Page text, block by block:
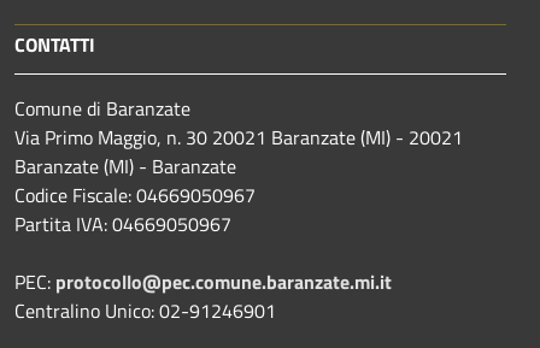
CONTATTI
Comune di Baranzate
Via Primo Maggio, n. 30 20021 Baranzate (MI) - 20021
Baranzate (MI) - Baranzate
Codice Fiscale: 04669050967
Partita IVA: 04669050967
PEC: protocollo@pec.comune.baranzate.mi.it
Centralino Unico: 02-91246901